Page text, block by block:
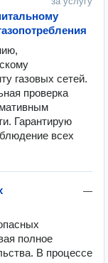
газовых сетей.
проверка
Гарантирую
всех
—
полное
В процессе